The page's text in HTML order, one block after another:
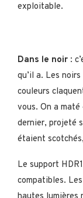
exploitable.
Dans le noir :
qu’il a. Les
couleurs
vous. On a
dernier, projeté
étaient
Le support
compatibles.